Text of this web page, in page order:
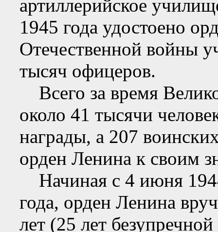
артиллерийское
1945 года удостоено
Отечественной войны
тысяч офицеров.
Всего за время
около 41 тысячи
награды, а 207
орден Ленина к своим
Начиная с 4 июня
года, орден Ленина
лет (25 лет